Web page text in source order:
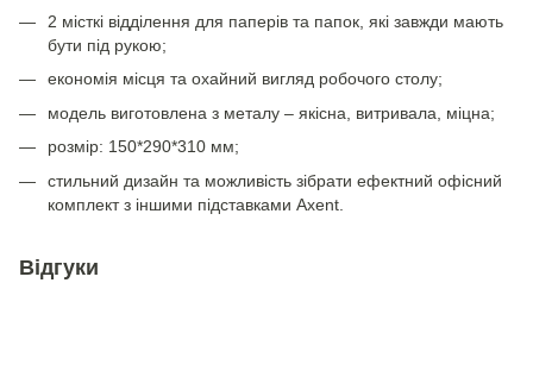
2 місткі відділення для паперів та папок, які завжди мають
бути під рукою;
економія місця та охайний вигляд робочого столу;
модель виготовлена з металу – якісна, витривала, міцна;
розмір: 150*290*310 мм;
стильний дизайн та можливість зібрати ефектний офісний
комплект з іншими підставками Axent.
Відгуки